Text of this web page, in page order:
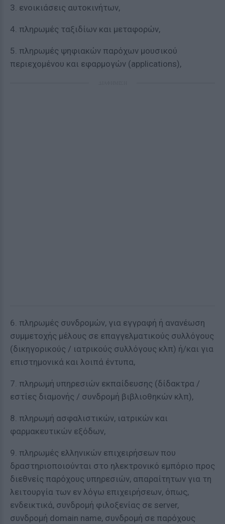
3. ενοικιάσεις αυτοκινήτων,
4. πληρωμές ταξιδίων και μεταφορών,
5. πληρωμές ψηφιακών παρόχων μουσικού
περιεχομένου και εφαρμογών (applications),
6. πληρωμές συνδρομών, για εγγραφή ή ανανέωση
συμμετοχής μέλους σε επαγγελματικούς συλλόγους
(δικηγορικούς / ιατρικούς συλλόγους κλπ) ή/και για
επιστημονικά και λοιπά έντυπα,
7. πληρωμή υπηρεσιών εκπαίδευσης (δίδακτρα /
εστίες διαμονής / συνδρομή βιβλιοθηκών κλπ),
8. πληρωμή ασφαλιστικών, ιατρικών και
φαρμακευτικών εξόδων,
9. πληρωμές ελληνικών επιχειρήσεων που
δραστηριοποιούνται στο ηλεκτρονικό εμπόριο προς
διεθνείς παρόχους υπηρεσιών, απαραίτητων για τη
λειτουργία των εν λόγω επιχειρήσεων, όπως,
ενδεικτικά, συνδρομή φιλοξενίας σε server,
συνδρομή domain name, συνδρομή σε παρόχους